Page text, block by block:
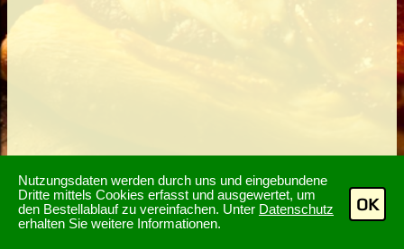
Nutzungsdaten werden durch uns und eingebundene
Dritte mittels Cookies erfasst und ausgewertet, um
den Bestellablauf zu vereinfachen. Unter Datenschutz
erhalten Sie weitere Informationen.
OK